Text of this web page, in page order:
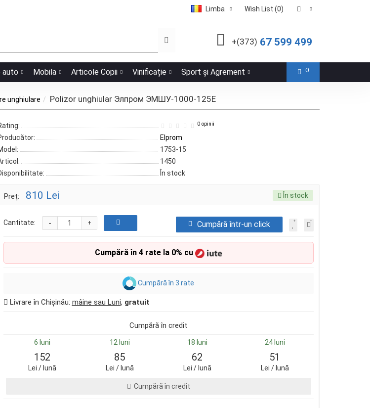
Limba Wish List (0)
+(373) 67 599 499
auto Mobila Articole Copii Vinificație Sport și Agrement 0
unghiulare Polizor unghiular Элпром ЭМШУ-1000-125Е
0 opinii
Elprom
1753-15
1450
În stock
Preț: 810 Lei În stock
Cantitate: +
- Cumpără într-un click
Cumpără în 4 rate la 0% cu
Cumpără în 3 rate
Livrare în Chișinău: mâine sau Luni, gratuit
Cumpără în credit
6 luni 12 luni 18 luni 24 luni
152
Lei / lună
85
Lei / lună
62
Lei / lună
51
Lei / lună
Cumpără în credit